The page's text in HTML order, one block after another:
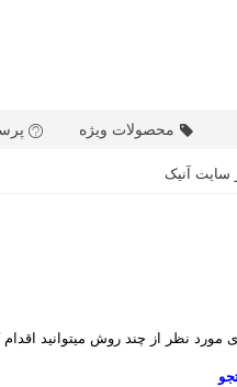
محصولات ویژه
سایت آنیک
مورد نظر از چند روش میتوانید اقدام